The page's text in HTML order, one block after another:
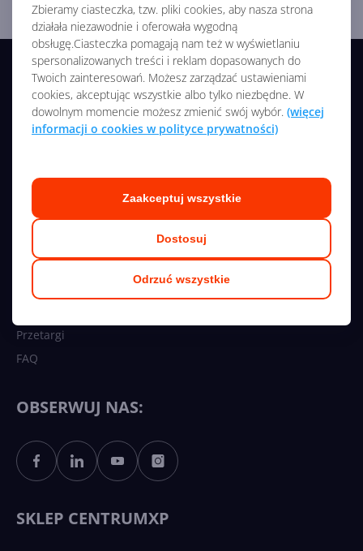
Zbieramy ciasteczka, tzw. pliki cookies, aby nasza strona
działała niezawodnie i oferowała wygodną
obsługę.Ciasteczka pomagają nam też w wyświetlaniu
spersonalizowanych treści i reklam dopasowanych do
Twoich zainteresowań. Możesz zarządzać ustawieniami
cookies, akceptując wszystkie albo tylko niezbędne. W
dowolnym momencie możesz zmienić swój wybór. (więcej
informacji o cookies w polityce prywatności)
Odrzuć wszystkie
Dostosuj
Zaakceptuj wszystkie
© 2026 CentrumXP/Onex Group
Wszelkie prawa zastrzeżone
Kontakt
Regulamin
Polityka prywatności
Przetargi
FAQ
OBSERWUJ NAS:
SKLEP CENTRUMXP